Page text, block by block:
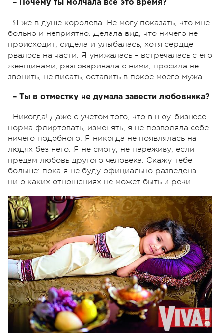
– Почему ты молчала все это время?
Я же в душе королева. Не могу показать, что мне
больно и неприятно. Делала вид, что ничего не
происходит, сидела и улыбалась, хотя сердце
рвалось на части. Я унижалась – встречалась с его
женщинами, разговаривала с ними, просила не
звонить, не писать, оставить в покое моего мужа.
– Ты в отместку не думала завести любовника?
Никогда! Даже с учетом того, что в шоу-бизнесе
норма флиртовать, изменять, я не позволяла себе
ничего подобного. Я никогда не появлялась на
людях без него. Я не смогу, не переживу, если
предам любовь другого человека. Скажу тебе
больше: пока я не буду официально разведена –
ни о каких отношениях не может быть и речи.